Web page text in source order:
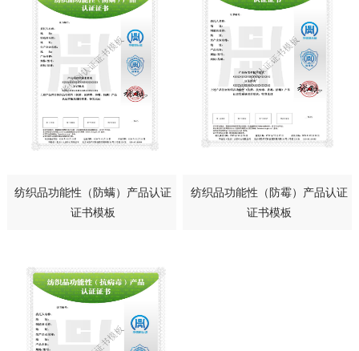
纺织品功能性（防螨）产品认证
证书模板
纺织品功能性（防霉）产品认证
证书模板